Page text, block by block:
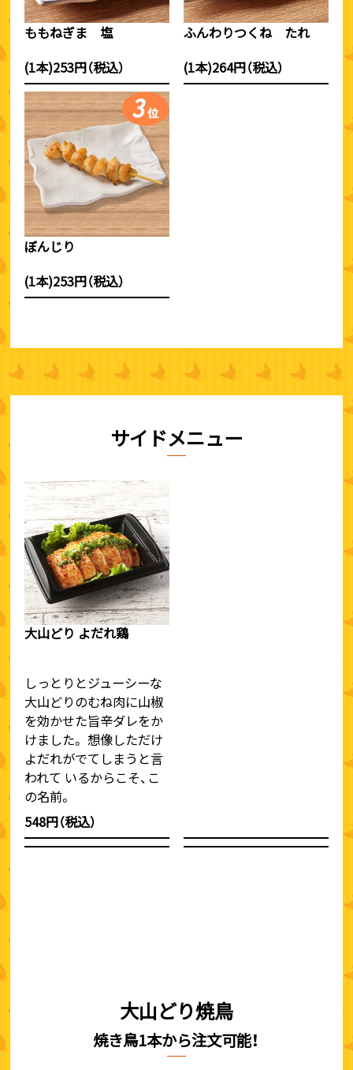
ももねぎま 塩
(1本)253円（税込）
ふんわりつくね たれ
(1本)264円（税込）
ぼんじり
(1本)253円（税込）
サイドメニュー
大山どり よだれ鶏
しっとりとジューシーな
大山どりのむね肉に山椒
を効かせた旨辛ダレをか
けました。 想像しただけ
よだれがでてしまうと言
われて いるからこそ、こ
の名前。
548円（税込）
大山どり焼鳥
焼き鳥1本から注文可能！